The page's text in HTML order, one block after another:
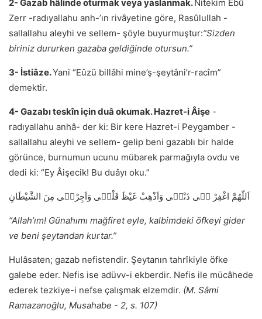
2- Gazab hâlinde oturmak veya yaslanmak. Nitekim Ebû
Zerr -radıyallahu anh-’ın rivâyetine göre, Rasûlullah -
sallallahu aleyhi ve sellem- şöyle buyurmuştur:“Sizden
biriniz dururken gazaba geldiğinde otursun.”
3- İstiâze.Yani “Eûzü billâhi mine’ş-şeytâni’r-racîm”
demektir.
4- Gazabı teskîn için duâ okumak. Hazret-i Âişe -
radıyallahu anhâ- der ki: Bir kere Hazret-i Peygamber -
sallallahu aleyhi ve sellem- gelip beni gazablı bir halde
görünce, burnumun ucunu mübarek parmağıyla ovdu ve
dedi ki: “Ey Âişecik! Bu duâyı oku.”
اَللّٰهُمَّ اغْفِرْ ل۪ى ذَنْب۪ى وَاَذْهِبْ غَيْظَ قَلْب۪ى وَاَجِرْن۪ى مِنَ الشَّيْطَانِ
“Allah’ım! Günahımı mağfiret eyle, kalbimdeki öfkeyi gider
ve beni şeytandan kurtar.”
Hulâsaten; gazab nefistendir. Şeytanın tahrîkiyle öfke
galebe eder. Nefis ise adüvv-i ekberdir. Nefis ile mücâhede
ederek tezkiye-i nefse çalışmak elzemdir. (M. Sâmi
Ramazanoğlu, Musahabe - 2, s. 107)